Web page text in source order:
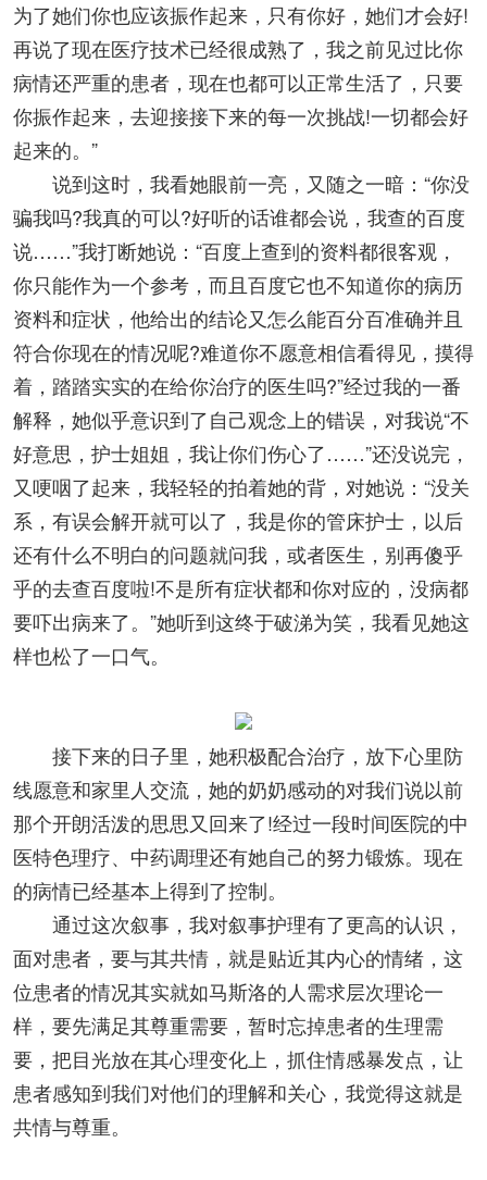
为了她们你也应该振作起来，只有你好，她们才会好!
再说了现在医疗技术已经很成熟了，我之前见过比你
病情还严重的患者，现在也都可以正常生活了，只要
你振作起来，去迎接接下来的每一次挑战!一切都会好
起来的。”
说到这时，我看她眼前一亮，又随之一暗：“你没
骗我吗?我真的可以?好听的话谁都会说，我查的百度
说……”我打断她说：“百度上查到的资料都很客观，
你只能作为一个参考，而且百度它也不知道你的病历
资料和症状，他给出的结论又怎么能百分百准确并且
符合你现在的情况呢?难道你不愿意相信看得见，摸得
着，踏踏实实的在给你治疗的医生吗?”经过我的一番
解释，她似乎意识到了自己观念上的错误，对我说“不
好意思，护士姐姐，我让你们伤心了……”还没说完，
又哽咽了起来，我轻轻的拍着她的背，对她说：“没关
系，有误会解开就可以了，我是你的管床护士，以后
还有什么不明白的问题就问我，或者医生，别再傻乎
乎的去查百度啦!不是所有症状都和你对应的，没病都
要吓出病来了。”她听到这终于破涕为笑，我看见她这
样也松了一口气。
接下来的日子里，她积极配合治疗，放下心里防
线愿意和家里人交流，她的奶奶感动的对我们说以前
那个开朗活泼的思思又回来了!经过一段时间医院的中
医特色理疗、中药调理还有她自己的努力锻炼。现在
的病情已经基本上得到了控制。
通过这次叙事，我对叙事护理有了更高的认识，
面对患者，要与其共情，就是贴近其内心的情绪，这
位患者的情况其实就如马斯洛的人需求层次理论一
样，要先满足其尊重需要，暂时忘掉患者的生理需
要，把目光放在其心理变化上，抓住情感暴发点，让
患者感知到我们对他们的理解和关心，我觉得这就是
共情与尊重。